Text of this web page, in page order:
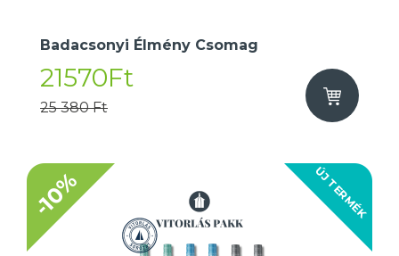
Badacsonyi Élmény Csomag
21570Ft
25 380 Ft
ÚJ TERMÉK
-10%